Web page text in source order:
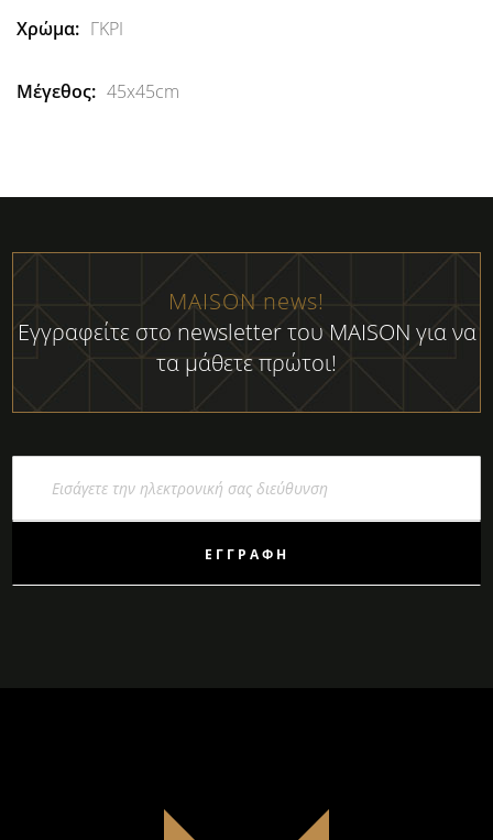
ΓΚΡΙ
45x45cm
MAISON news!
Εγγραφείτε στο newsletter του MAISON για να
τα μάθετε πρώτοι!
ΕΓΓΡΑΦΉ